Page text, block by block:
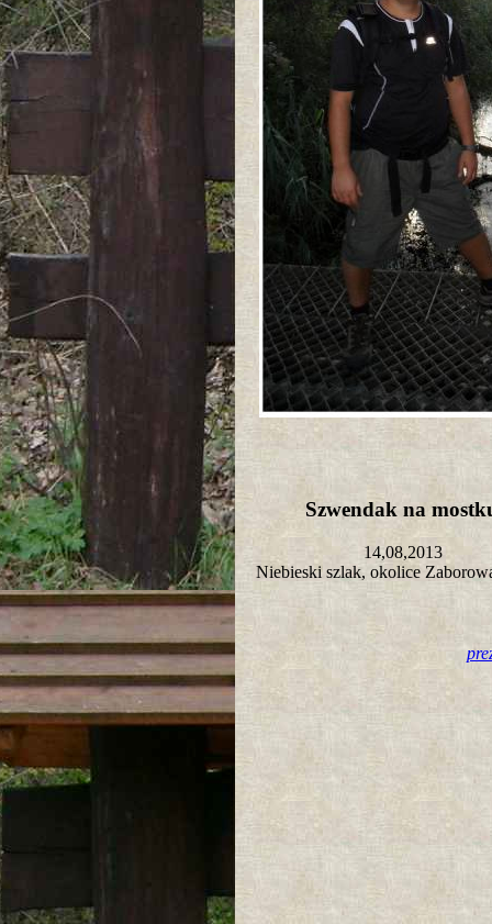
Szwendak na
14,08,2013
Niebieski szlak, okolice